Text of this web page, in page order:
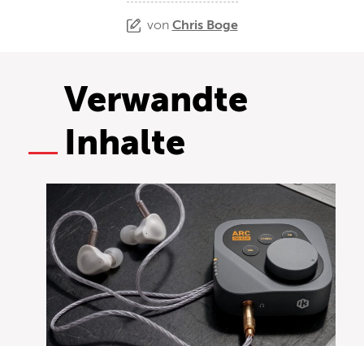
von Chris Boge
Verwandte
Inhalte